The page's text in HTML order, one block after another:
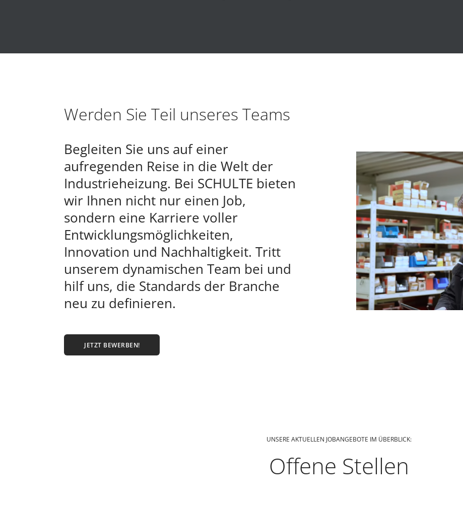
Werden Sie Teil unseres Teams
Begleiten Sie uns auf einer
aufregenden Reise in die Welt der
Industrieheizung. Bei SCHULTE bieten
wir Ihnen nicht nur einen Job,
sondern eine Karriere voller
Entwicklungsmöglichkeiten,
Innovation und Nachhaltigkeit. Tritt
unserem dynamischen Team bei und
hilf uns, die Standards der Branche
neu zu definieren.
JETZT BEWERBEN!
UNSERE AKTUELLEN JOBANGEBOTE IM ÜBERBLICK:
Offene Stellen